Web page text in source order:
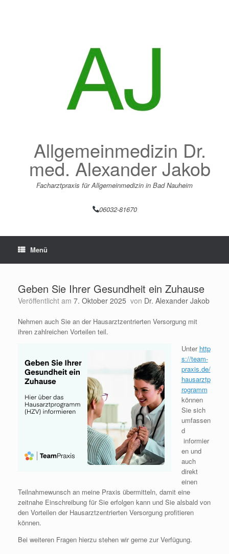
Allgemeinmedizin Dr.
med. Alexander Jakob
Facharztpraxis für Allgemeinmedizin in Bad Nauheim
06032-81670
Menü
Geben Sie Ihrer Gesundheit ein Zuhause
Veröffentlicht am 7. Oktober 2025 von Dr. Alexander Jakob
Nehmen auch Sie an der Hausarztzentrierten Versorgung mit
ihren zahlreichen Vorteilen teil.
Unter http
s://team-
praxis.de/
hausarztp
rogramm
können
Sie sich
umfassen
d
informier
en und
auch
direkt
einen
Teilnahmewunsch an meine Praxis übermitteln, damit eine
zeitnahe Einschreibung für Sie erfolgen kann und Sie alsbald von
den Vorteilen der Hausarztzentrierten Versorgung profitieren
können.
Bei weiteren Fragen hierzu stehen wir gerne zur Verfügung.